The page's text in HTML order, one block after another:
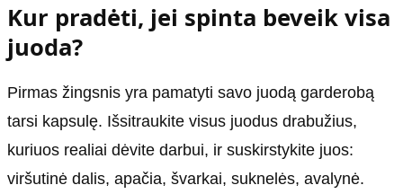
Kur pradėti, jei spinta beveik visa
juoda?
Pirmas žingsnis yra pamatyti savo juodą garderobą
tarsi kapsulę. Išsitraukite visus juodus drabužius,
kuriuos realiai dėvite darbui, ir suskirstykite juos:
viršutinė dalis, apačia, švarkai, suknelės, avalynė.